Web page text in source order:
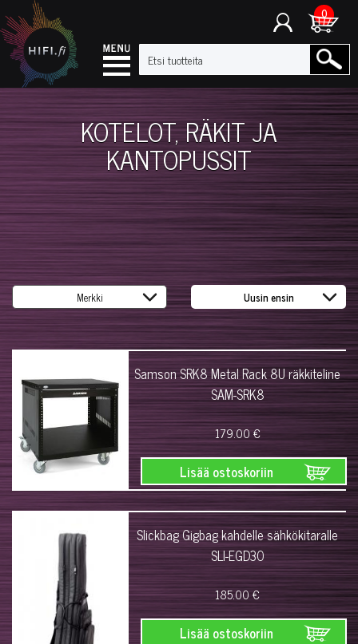
0
KOTELOT, RÄKIT JA
KANTOPUSSIT
Samson SRK8 Metal Rack 8U räkkiteline
SAM-SRK8
179.00 €
Lisää ostoskoriin
Slickbag Gigbag kahdelle sähkökitaralle
SLI-EGD30
185.00 €
Lisää ostoskoriin